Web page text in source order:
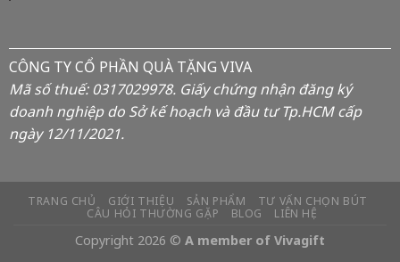
CÔNG TY CỔ PHẦN QUÀ TẶNG VIVA
Mã số thuế: 0317029978. Giấy chứng nhận đăng ký
doanh nghiệp do Sở kế hoạch và đầu tư Tp.HCM cấp
ngày 12/11/2021.
TRANG CHỦ GIỚI THIỆU SẢN PHẨM
TƯ VẤN CHỌN BÚT
CÂU HỎI THƯỜNG GẶP
BLOG LIÊN HỆ
Copyright 2026 © A member of Vivagift